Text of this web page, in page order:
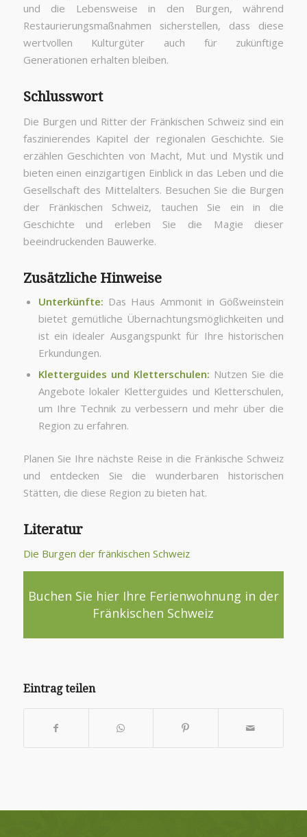
und die Lebensweise in den Burgen, während
Restaurierungsmaßnahmen sicherstellen, dass diese
wertvollen Kulturgüter auch für zukünftige
Generationen erhalten bleiben.
Schlusswort
Die Burgen und Ritter der Fränkischen Schweiz sind ein
faszinierendes Kapitel der regionalen Geschichte. Sie
erzählen Geschichten von Macht, Mut und Mystik und
bieten einen einzigartigen Einblick in das Leben und die
Gesellschaft des Mittelalters. Besuchen Sie die Burgen
der Fränkischen Schweiz, tauchen Sie ein in die
Geschichte und erleben Sie die Magie dieser
beeindruckenden Bauwerke.
Zusätzliche Hinweise
Unterkünfte: Das Haus Ammonit in Gößweinstein
bietet gemütliche Übernachtungsmöglichkeiten und
ist ein idealer Ausgangspunkt für Ihre historischen
Erkundungen.
Kletterguides und Kletterschulen: Nutzen Sie die
Angebote lokaler Kletterguides und Kletterschulen,
um Ihre Technik zu verbessern und mehr über die
Region zu erfahren.
Planen Sie Ihre nächste Reise in die Fränkische Schweiz
und entdecken Sie die wunderbaren historischen
Stätten, die diese Region zu bieten hat.
Literatur
Die Burgen der fränkischen Schweiz
Buchen Sie hier Ihre Ferienwohnung in der
Fränkischen Schweiz
Eintrag teilen